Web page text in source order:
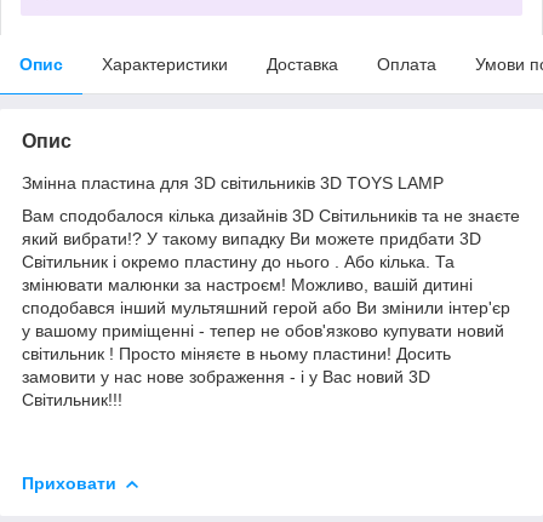
Опис Характеристики Доставка Оплата Умови
Опис
Змінна пластина для 3D світильників 3D TOYS LAMP
Вам сподобалося кілька дизайнів 3D Світильників та не знаєте
який вибрати!? У такому випадку Ви можете придбати 3D
Світильник і окремо пластину до нього . Або кілька. Та
змінювати малюнки за настроєм! Можливо, вашій дитині
сподобався інший мультяшний герой або Ви змінили інтер'єр
у вашому приміщенні - тепер не обов'язково купувати новий
світильник ! Просто міняєте в ньому пластини! Досить
замовити у нас нове зображення - і у Вас новий 3D
Світильник!!!
Приховати